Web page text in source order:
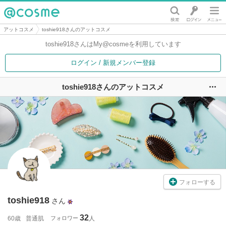
@cosme
アットコスメ toshie918さんのアットコスメ
toshie918さんは My@cosmeを利用しています
ログイン / 新規メンバー登録
toshie918さんのアットコスメ
フォローする
toshie918 さん
60歳 普通肌 フォロワー 32